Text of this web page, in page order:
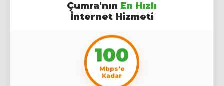
Çumra'nın En Hızlı
İnternet Hizmeti
100
Mbps'e
Kadar